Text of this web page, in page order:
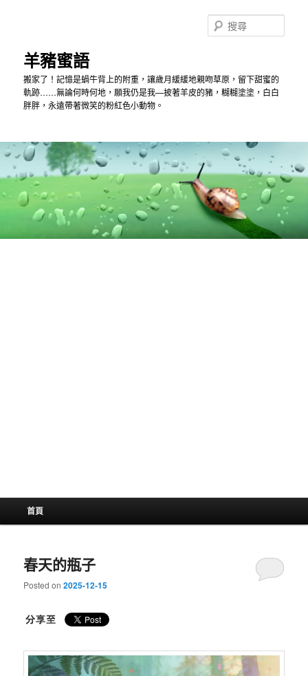
羊豬蜜語
搬家了！記憶是蝸牛背上的附重，讓歲月緩緩地親吻草原，留下甜蜜的
軌跡……無論何時何地，願我仍是我—披著羊皮的豬，糊糊塗塗，白白
胖胖，永遠帶著微笑的粉紅色小動物。
尋
首頁
春天的瓶子
Posted on2025-12-15